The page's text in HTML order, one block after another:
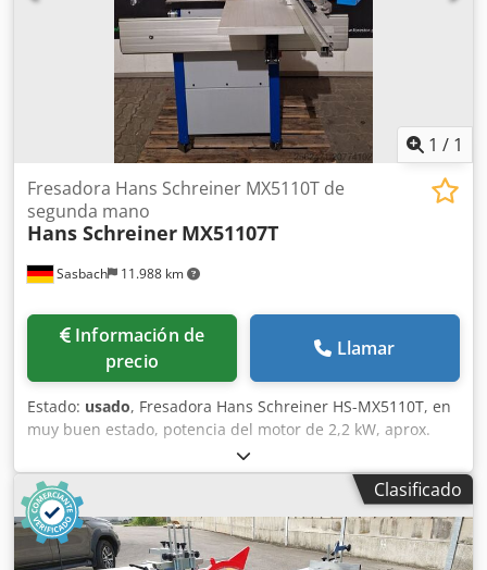
1 / 1
Sasbach 11.988 km
Fresadora Hans Schreiner MX5110T de
segunda mano
Hans Schreiner MX51107T
Información de
precio
Llamar
Estado: usado, Fresadora Hans Schreiner HS-MX5110T, en
muy buen estado, potencia del motor de 2,2 kW, aprox.
160 kg. Precios sujetos a cambio; errores, erratas y
omisiones reservadas. Dkedpfx Alex H Uh Asasr
Clasificado